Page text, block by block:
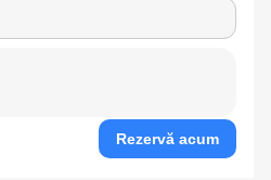
Rezervă acum